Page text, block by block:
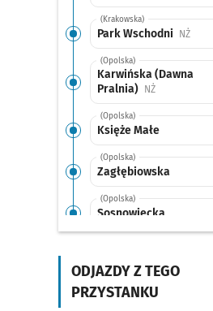
(Krakowska)
Park Wschodni NŻ
(Opolska)
Karwińska (Dawna
Pralnia)
NŻPrzystanek
(Opolska)
Księże Małe
(Opolska)
Zagłębiowska
(Opolska)
Sosnowiecka
Zajezdnia Tyska
ODJAZDY Z TEGO
PRZYSTANKU